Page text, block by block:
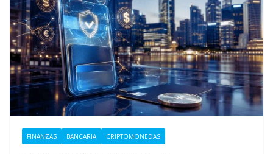
FINANZAS BANCARIA CRIPTOMONEDAS